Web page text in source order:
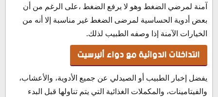
آمنة لمرضي الضغط وهو لا يرفع الضغط ،على الرغم من أن
بعض أدوية الحساسية لمرضى الضغط غير مناسبة إلا أنه من
الخيارات الآمنة إذا وصفه الطبيب لذلك.
التداخلات الدوائية مع دواء أليرسيت
يفضل إخبار الطبيب أو الصيدلي عن جميع الأدوية، والأعشاب،
والفيتامينات، والمكملات الغذائية التي يتم تناولها قبل البدء